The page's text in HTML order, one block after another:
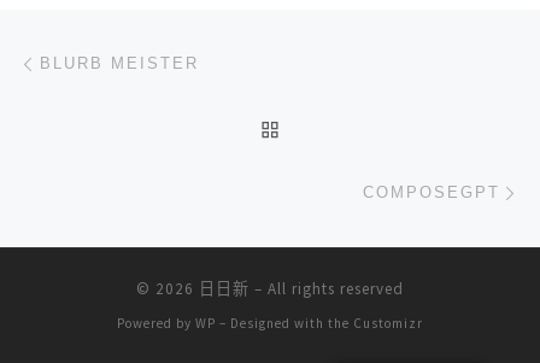
文章导航
BLURB MEISTER
COMPOSEGPT
© 2026 日日新 – All rights reserved
Powered by WP – Designed with the Customizr